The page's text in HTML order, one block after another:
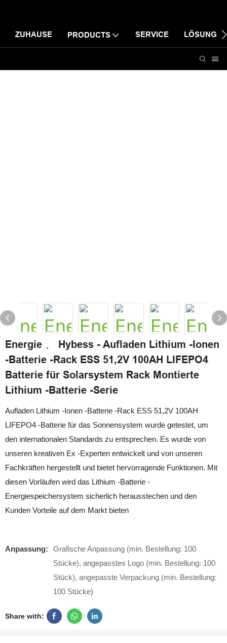
ZUHAUSE PRODUCTS SERVICE LÖSUNG
Energie 、 Hybess - Aufladen Lithium -Ionen
-Batterie -Rack ESS 51,2V 100AH ​​LIFEPO4
Batterie für Solarsystem Rack Montierte
Lithium -Batterie -Serie
Aufladen Lithium -Ionen -Batterie -Rack ESS 51,2V 100AH ​​
LIFEPO4 -Batterie für das Sonnensystem wurde getestet, um
den internationalen Standards zu entsprechen. Es wurde von
unseren kreativen Ex -Experten entwickelt und von unseren
Fachkräften hergestellt und bietet hervorragende Funktionen. Mit
diesen Vorläufen wird das Lithium -Batterie -
Energiespeichersystem sicherlich herausstechen und den
Kunden Vorteile auf dem Markt bieten
Anpassung:
Grafische Anpassung (min. Bestellung: 100
Stücke), angepasstes Logo (min. Bestellung: 100
Stück), angepasste Verpackung (min. Bestellung:
100 Stücke)
Share with: